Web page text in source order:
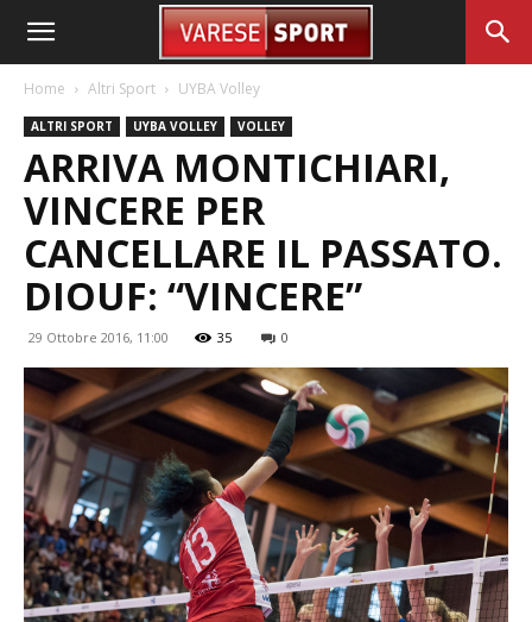
Home Altri Sport UYBA Volley
ALTRI SPORT UYBA VOLLEY VOLLEY
ARRIVA MONTICHIARI,
VINCERE PER
CANCELLARE IL PASSATO.
DIOUF: “VINCERE”
29 Ottobre 2016, 11:00 35 0